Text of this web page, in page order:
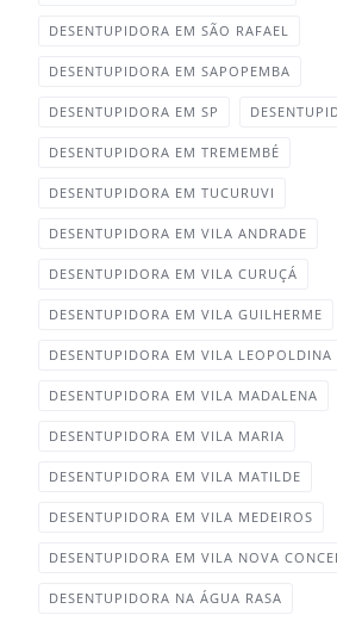
DESENTUPIDORA EM SÃO RAFAEL‎
DESENTUPIDORA EM SAPOPEMBA‎
DESENTUPIDORA EM SP
DESENTUPIDORA EM TREMEMBÉ‎
DESENTUPIDORA EM TUCURUVI
DESENTUPIDORA EM VILA ANDRADE‎
DESENTUPIDORA EM VILA CURUÇÁ‎
DESENTUPIDORA EM VILA GUILHERME‎
DESENTUPIDORA EM VILA LEOPOLDINA‎
DESENTUPIDORA EM VILA MADALENA
DESENTUPIDORA EM VILA MARIA‎
DESENTUPIDORA EM VILA MATILDE‎
DESENTUPIDORA EM VILA MEDEIROS‎
DESENTUPIDORA EM VILA NOVA
DESENTUPIDORA NA ÁGUA RASA‎